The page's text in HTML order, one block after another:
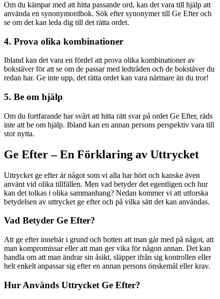
Om du kämpar med att hitta passande ord, kan det vara till hjälp att
använda en synonymordbok. Sök efter synonymer till Ge Efter och
se om det kan leda dig till det rätta ordet.
4. Prova olika kombinationer
Ibland kan det vara en fördel att prova olika kombinationer av
bokstäver för att se om de passar med ledtråden och de bokstäver du
redan har. Ge inte upp, det rätta ordet kan vara närmare än du tror!
5. Be om hjälp
Om du fortfarande har svårt att hitta rätt svar på ordet Ge Efter, räds
inte att be om hjälp. Ibland kan en annan persons perspektiv vara till
stor nytta.
Ge Efter – En Förklaring av Uttrycket
Uttrycket ge efter är något som vi alla har hört och kanske även
använt vid olika tillfällen. Men vad betyder det egentligen och hur
kan det tolkas i olika sammanhang? Nedan kommer vi att utforska
betydelsen av uttrycket ge efter och på vilka sätt det kan användas.
Vad Betyder Ge Efter?
Att ge efter innebär i grund och botten att man går med på något, att
man kompromissar eller att man ger vika för någon annan. Det kan
handla om att man ändrar sin åsikt, släpper ifrån sig kontrollen eller
helt enkelt anpassar sig efter en annan persons önskemål eller krav.
Hur Används Uttrycket Ge Efter?